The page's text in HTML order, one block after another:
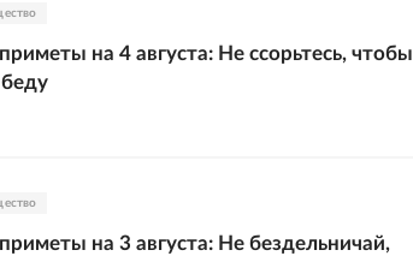
на 4 августа: Не ссорьтесь, чтобы
на 3 августа: Не бездельничай,